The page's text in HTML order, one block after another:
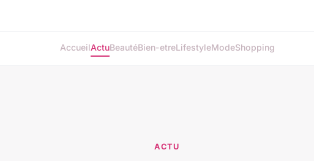
AccueilActuBeautéBien-etreLifestyleModeShopping
ACTU